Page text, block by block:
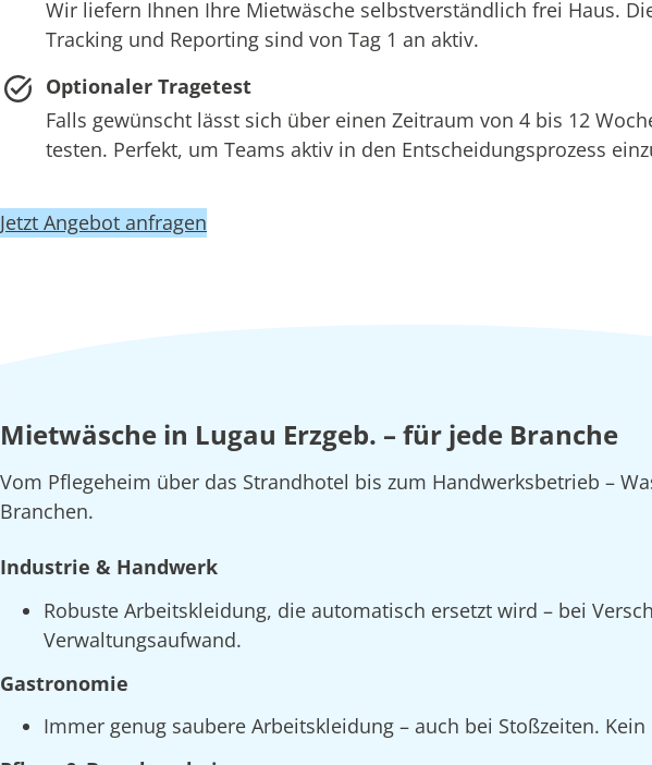
Wir liefern Ihnen Ihre Mietwäsche selbstverständlich frei Haus.
Tracking und Reporting sind von Tag 1 an aktiv.
Optionaler Tragetest
Falls gewünscht lässt sich über einen Zeitraum von 4 bis 12
testen. Perfekt, um Teams aktiv in den Entscheidungsprozess
Jetzt Angebot anfragen
Mietwäsche in Lugau Erzgeb. – für jede Branche
Vom Pflegeheim über das Strandhotel bis zum Handwerksbetrieb –
Branchen.
Industrie & Handwerk
Robuste Arbeitskleidung, die automatisch ersetzt wird – bei
Verwaltungsaufwand.
Gastronomie
Immer genug saubere Arbeitskleidung – auch bei Stoßzeiten.